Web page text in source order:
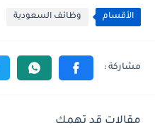
الأقسام وظائف السعودية
مقالات قد تهمك